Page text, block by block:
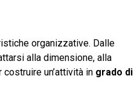
organizzative. Dalle
alla dimensione, alla
un’attività in grado di